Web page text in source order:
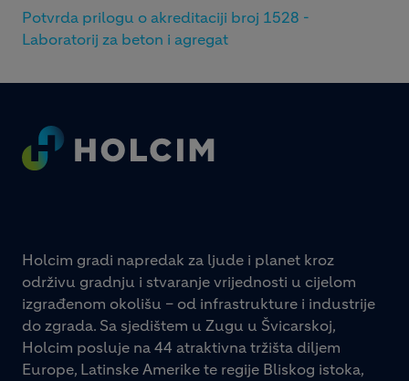
Potvrda prilogu o akreditaciji broj 1528 -
Laboratorij za beton i agregat
Footer
Holcim gradi napredak za ljude i planet kroz
održivu gradnju i stvaranje vrijednosti u cijelom
izgrađenom okolišu – od infrastrukture i industrije
do zgrada. Sa sjedištem u Zugu u Švicarskoj,
Holcim posluje na 44 atraktivna tržišta diljem
Europe, Latinske Amerike te regije Bliskog istoka,